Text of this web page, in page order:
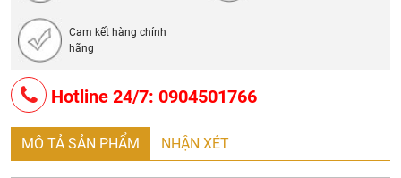
Cam kết hàng chính
hãng
Hotline 24/7: 0904501766
MÔ TẢ SẢN PHẨM NHẬN XÉT